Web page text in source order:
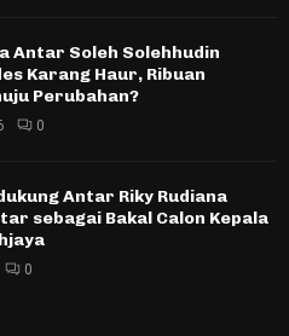
Antar Soleh Solehhudin
Karang Haur, Ribuan
Perubahan?
0
Antar Riky Rudiana
sebagai Bakal Calon Kepala
0